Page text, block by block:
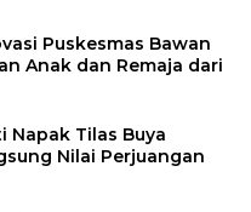
Puskesmas Bawan
Anak dan Remaja dari
Napak Tilas Buya
Nilai Perjuangan